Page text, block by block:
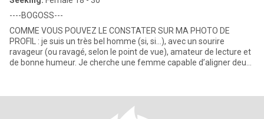
----BOGOSS---
COMME VOUS POUVEZ LE CONSTATER SUR MA PHOTO DE
PROFIL : je suis un très bel homme (si, si…), avec un sourire
ravageur (ou ravagé, selon le point de vue), amateur de lecture et
de bonne humeur. Je cherche une femme capable d’aligner deux